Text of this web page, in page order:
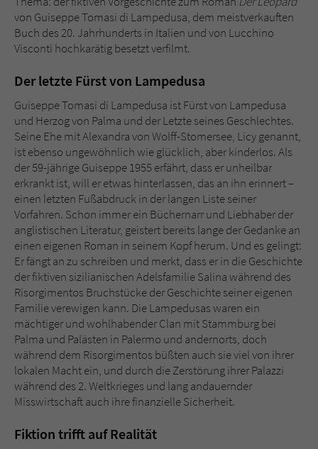
von Guiseppe Tomasi di Lampedusa, dem meistverkauften
Buch des 20. Jahrhunderts in Italien und von Lucchino
Visconti hochkarätig besetzt verfilmt.
Der letzte Fürst von Lampedusa
Guiseppe Tomasi di Lampedusa ist Fürst von Lampedusa
und Herzog von Palma und der Letzte seines Geschlechtes.
Seine Ehe mit Alexandra von Wolff-Stomersee, Licy genannt,
ist ebenso ungewöhnlich wie glücklich, aber kinderlos. Als
der 59-jährige Guiseppe 1955 erfährt, dass er unheilbar
erkrankt ist, will er etwas hinterlassen, das an ihn erinnert –
einen letzten Fußabdruck in der langen Liste seiner
Vorfahren. Schon immer ein Büchernarr und Liebhaber der
anglistischen Literatur, geistert bereits lange der Gedanke an
einen eigenen Roman in seinem Kopf herum. Und es gelingt:
Er fängt an zu schreiben und merkt, dass er in die Geschichte
der fiktiven sizilianischen Adelsfamilie Salina während des
Risorgimentos Bruchstücke der Geschichte seiner eigenen
Familie verewigen kann. Die Lampedusas waren ein
mächtiger und wohlhabender Clan mit Stammburg bei
Palma und Palästen in Palermo und andernorts, doch
während dem Risorgimentos büßten auch sie viel von ihrer
lokalen Macht ein, und durch die Zerstörung ihrer Palazzi
während des 2. Weltkrieges und lang andauernder
Misswirtschaft auch ihre finanzielle Sicherheit.
Fiktion trifft auf Realität
Sicherheitscode des Kontaktformulars zu
überprüfen.